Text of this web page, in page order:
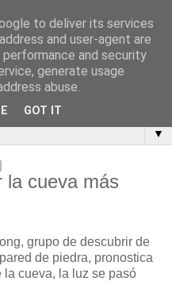
▼
la cueva más
grupo de descubrir de
de piedra, pronostica
la cueva, la luz se pasó
to deliver its services
and user-agent are
and security
generate usage
abuse.
GOT IT